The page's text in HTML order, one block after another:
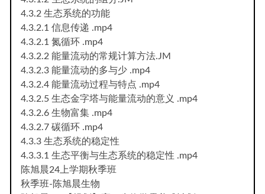
4.3.2 生态系统的功能
4.3.2.1 信息传递 .mp4
4.3.2.1 氮循环 .mp4
4.3.2.2 能量流动的常规计算方法.JM
4.3.2.3 能量流动的多与少 .mp4
4.3.2.4 能量流动过程与特点 .mp4
4.3.2.5 生态金字塔与能量流动的意义 .mp4
4.3.2.6 生物富集 .mp4
4.3.2.7 碳循环 .mp4
4.3.3 生态系统的稳定性
4.3.3.1 生态平衡与生态系统的稳定性 .mp4
陈旭晨24上学期秋季班
秋季班-陈旭晨生物